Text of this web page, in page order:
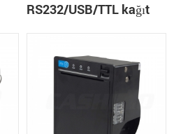
RS232/USB/TTL kağıt
termal makbuz bilet